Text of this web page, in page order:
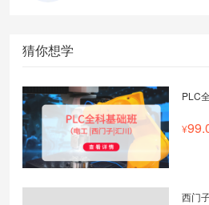
猜你想学
PLC
西门